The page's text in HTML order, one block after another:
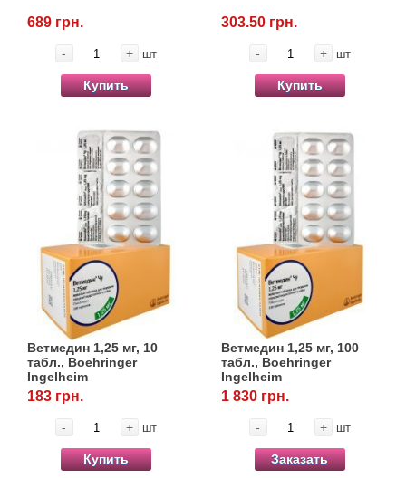
689 грн.
- + шт
Купить
303.50 грн.
- + шт
Купить
Ветмедин 1,25 мг, 10
табл., Boehringer
Ingelheim
183 грн.
- + шт
Купить
Ветмедин 1,25 мг, 100
табл., Boehringer
Ingelheim
1 830 грн.
- + шт
Заказать
Товары для людей
Хозряд - хозтовары оптом
Архив / Снято с производства